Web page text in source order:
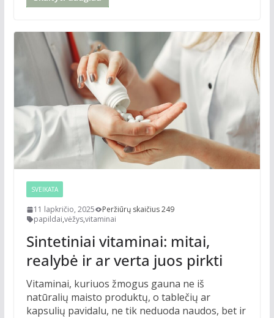
SVEIKATA
11 lapkričio, 2025
Peržiūrų skaičius 249
papildai,vėžys,vitaminai
Sintetiniai vitaminai: mitai,
realybė ir ar verta juos pirkti
Vitaminai, kuriuos žmogus gauna ne iš
natūralių maisto produktų, o tablečių ar
kapsulių pavidalu, ne tik neduoda naudos, bet ir